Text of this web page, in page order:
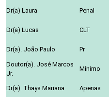
Dr(a) Laura
Penal
Dr(a) Lucas
CLT
Dr(a). João Paulo
Pr
Doutor(a). José Marcos
Jr.
Mínimo
Dr(a). Thays Mariana
Apenas